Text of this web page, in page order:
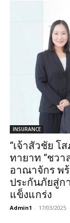
INSURANCE
“เจ้าสัวชัย
ทายาท “ชว
อาณาจักร พ
ประกันภัยสู่ก
แข็งแกร่ง
Admin1 - 17/03/2025